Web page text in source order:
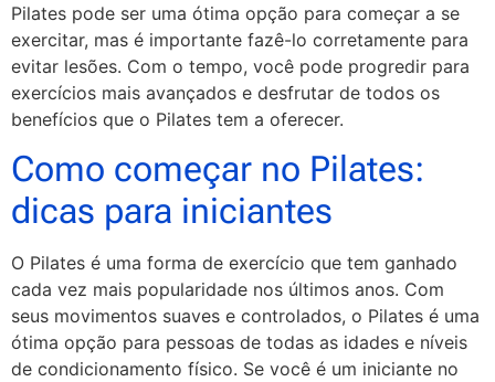
Pilates pode ser uma ótima opção para começar a se
exercitar, mas é importante fazê-lo corretamente para
evitar lesões. Com o tempo, você pode progredir para
exercícios mais avançados e desfrutar de todos os
benefícios que o Pilates tem a oferecer.
Como começar no Pilates:
dicas para iniciantes
O Pilates é uma forma de exercício que tem ganhado
cada vez mais popularidade nos últimos anos. Com
seus movimentos suaves e controlados, o Pilates é uma
ótima opção para pessoas de todas as idades e níveis
de condicionamento físico. Se você é um iniciante no